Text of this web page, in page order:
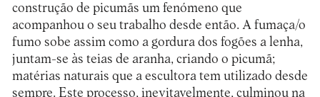
construção de picumãs um fenómeno que
acompanhou o seu trabalho desde então. A fumaça/o
fumo sobe assim como a gordura dos fogões a lenha,
juntam-se às teias de aranha, criando o picumã;
matérias naturais que a escultora tem utilizado desde
sempre. Este processo, inevitavelmente, culminou na